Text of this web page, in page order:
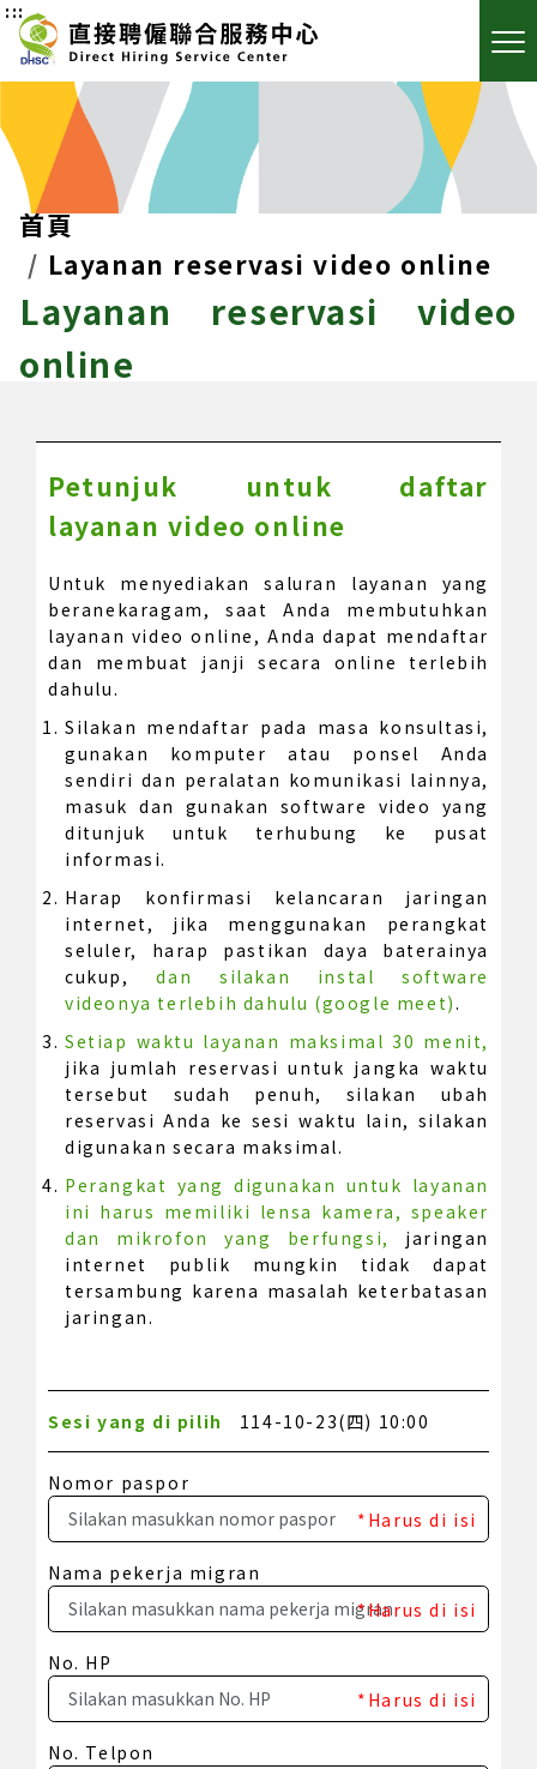
:::
首頁
Layanan reservasi video online
Layanan reservasi video
online
Petunjuk untuk daftar
layanan video online
Untuk menyediakan saluran layanan yang
beranekaragam, saat Anda membutuhkan
layanan video online, Anda dapat mendaftar
dan membuat janji secara online terlebih
dahulu.
Silakan mendaftar pada masa konsultasi,
gunakan komputer atau ponsel Anda
sendiri dan peralatan komunikasi lainnya,
masuk dan gunakan software video yang
ditunjuk untuk terhubung ke pusat
informasi.
Harap konfirmasi kelancaran jaringan
internet, jika menggunakan perangkat
seluler, harap pastikan daya baterainya
cukup,dan silakan instal software
videonya terlebih dahulu (google meet).
Setiap waktu layanan maksimal 30 menit,
jika jumlah reservasi untuk jangka waktu
tersebut sudah penuh, silakan ubah
reservasi Anda ke sesi waktu lain, silakan
digunakan secara maksimal.
Perangkat yang digunakan untuk layanan
ini harus memiliki lensa kamera, speaker
dan mikrofon yang berfungsi, jaringan
internet publik mungkin tidak dapat
tersambung karena masalah keterbatasan
jaringan.
Sesi yang di pilih 114-10-23(四) 10:00
Nomor paspor
*Harus di isi
Nama pekerja migran
*Harus di isi
No. HP
*Harus di isi
No. Telpon